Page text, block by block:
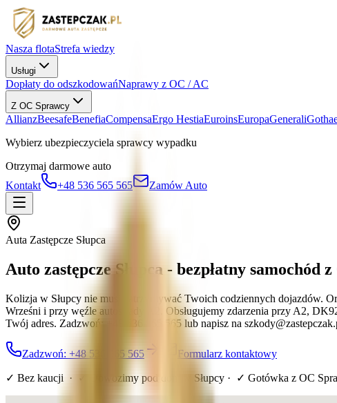
Nasza flotaStrefa wiedzy
Usługi
Dopłaty do odszkodowańNaprawy z OC / AC
Z OC Sprawcy
AllianzBeesafeBenefiaCompensaErgo HestiaEuroinsEuropaGenerali
Wybierz ubezpieczyciela sprawcy wypadku
Otrzymaj darmowe auto
Kontakt
+48 536 565 565 Zamów Auto
Auta Zastępcze Słupca
Auto zastępcze Słupca - bezpłatny samochód
Kolizja w Słupcy nie musi zatrzymywać Twoich codziennych dojazdów.
Wrześni i przy węźle autostrady A2. Obsługujemy zdarzenia przy A2,
Twój adres. Zadzwoń: +48 536 565 565 lub napisz na
Zadzwoń: +48 536 565 565 Formularz kontaktowy
✓ Bez kaucji · ✓ Dowozimy pod dom w Słupcy · ✓ Gotówka z OC